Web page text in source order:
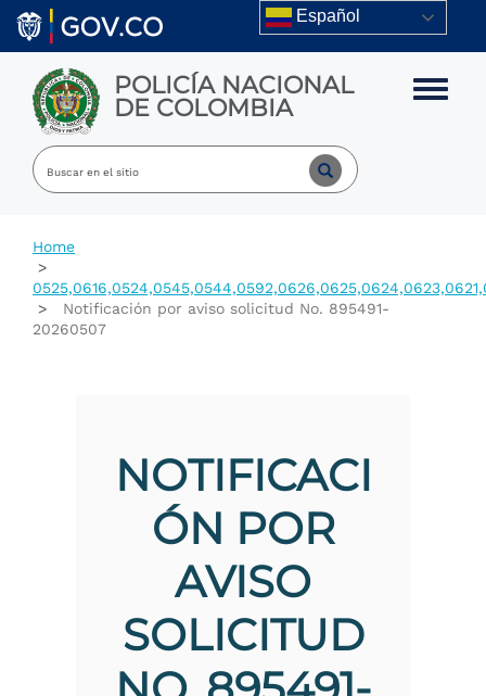
Skip to main content Español
POLICÍA NACIONAL
DE COLOMBIA Toggle
Home
Notificación por aviso solicitud No. 895491-
20260507
NOTIFICACI
ÓN POR
AVISO
SOLICITUD